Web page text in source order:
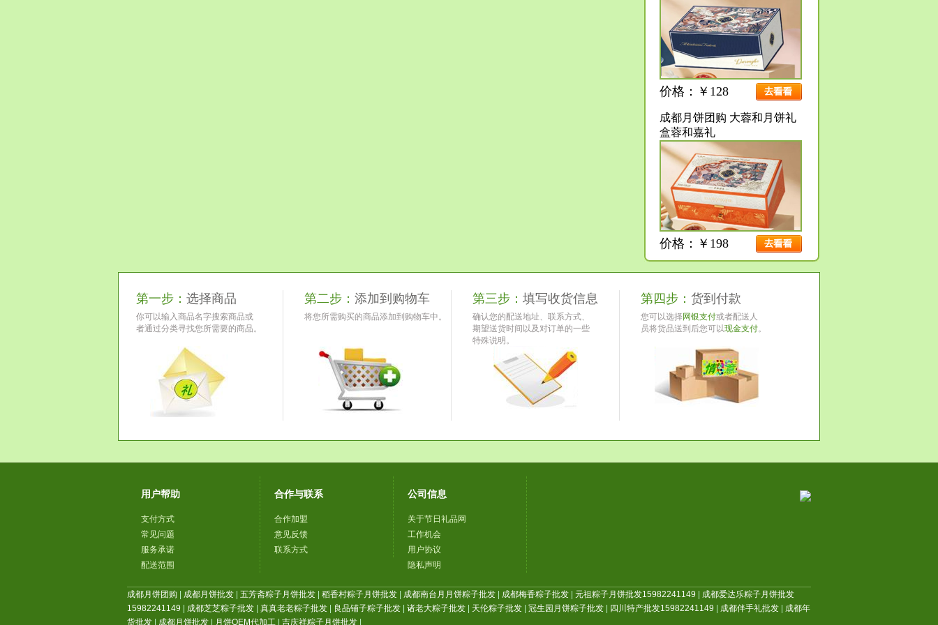
价格：￥128
成都月饼团购 大蓉和月饼礼
盒蓉和嘉礼
价格：￥198
第一步： 选择商品
你可以输入商品名字搜索商品或
者通过分类寻找您所需要的商品。
第二步： 添加到购物车
将您所需购买的商品添加到购物车中。
第三步： 填写收货信息
确认您的配送地址、联系方式、
期望送货时间以及对订单的一些
特殊说明。
第四步： 货到付款
您可以选择 网银支付或者配送人
员将货品送到后您可以现金支付。
用户帮助
支付方式
常见问题
服务承诺
配送范围
合作与联系
合作加盟
意见反馈
联系方式
公司信息
关于节日礼品网
工作机会
用户协议
隐私声明
成都月饼团购 成都月饼批发 五芳斋粽子月饼批发 稻香村粽子月饼批发 成都南台月月饼粽子批发 成都梅香粽子批发 元祖粽子月饼批发15982241149
成都爱达乐粽子月饼批发
15982241149
成都芝芝粽子批发 真真老老粽子批发 良品铺子粽子批发 诸老大粽子批发 天伦粽子批发 冠生园月饼粽子批发 四川特产批发15982241149 成都伴手礼批发
成都年
货批发
成都月饼批发 月饼OEM代加工 吉庆祥粽子月饼批发